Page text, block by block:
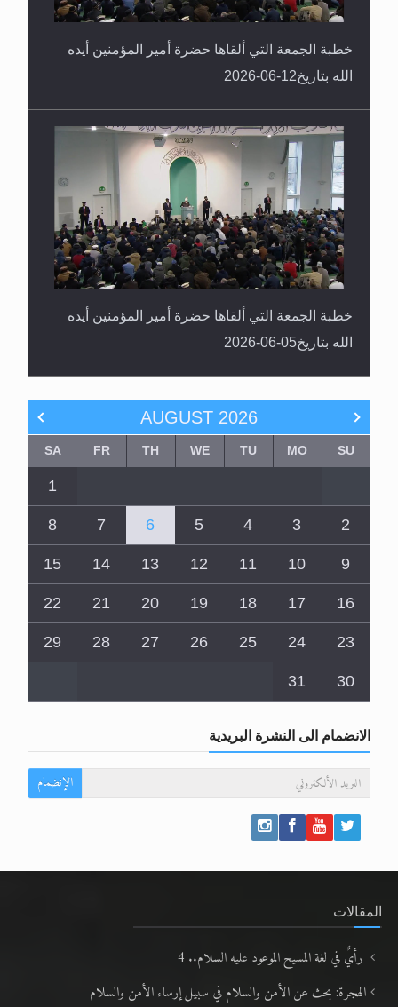
خطبة الجمعة التي ألقاها حضرة أمير المؤمنين أيده
الله بتاريخ12-06-2026
خطبة الجمعة التي ألقاها حضرة أمير المؤمنين أيده
الله بتاريخ05-06-2026
AUGUST 2026
SU
MO
TU
WE
TH
FR
SA
1
2
3
4
5
6
7
8
9
10
11
12
13
14
15
16
17
18
19
20
21
22
23
24
25
26
27
28
29
30
31
الانضمام الى النشرة البريدية
الإنضمام
المقالات
رأيٌ في لغة المسيح الموعود عليه السلام.. 4
الهجرة: بحث عن الأمن والسلام في سبيل إرساء الأمن والسلام